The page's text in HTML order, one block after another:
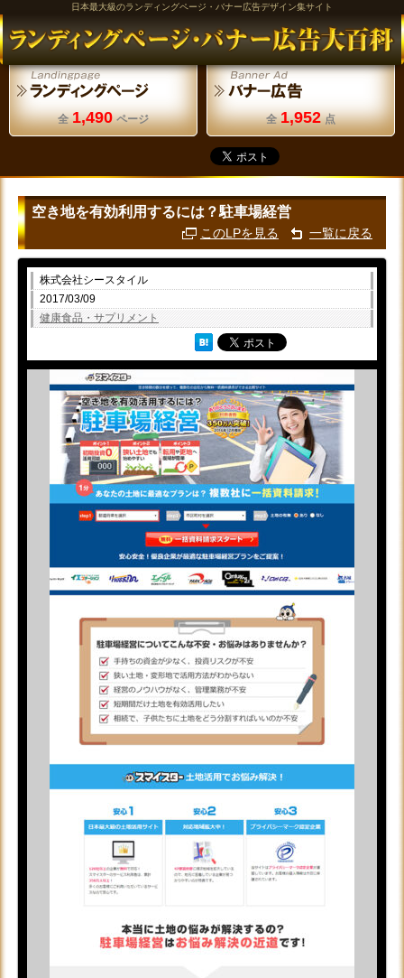
日本最大級のランディングページ・バナー広告デザイン集サイト
全 1,490 ページ 全 1,952 点
空き地を有効利用するには？駐車場経営
このLPを見る 一覧に戻る
株式会社シースタイル
2017/03/09
健康食品・サプリメント